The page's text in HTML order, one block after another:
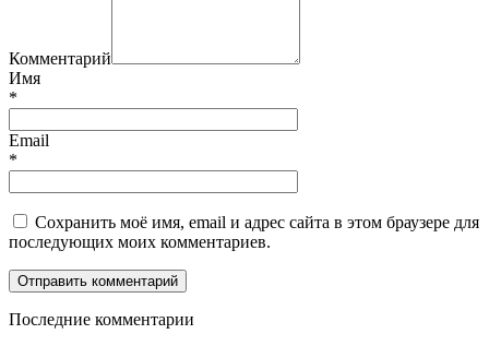
Комментарий
Имя
*
Email
*
Сохранить моё имя, email и адрес сайта в этом браузере для
последующих моих комментариев.
Последние комментарии